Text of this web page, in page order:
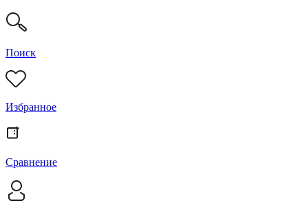
Поиск
Избранное
Сравнение